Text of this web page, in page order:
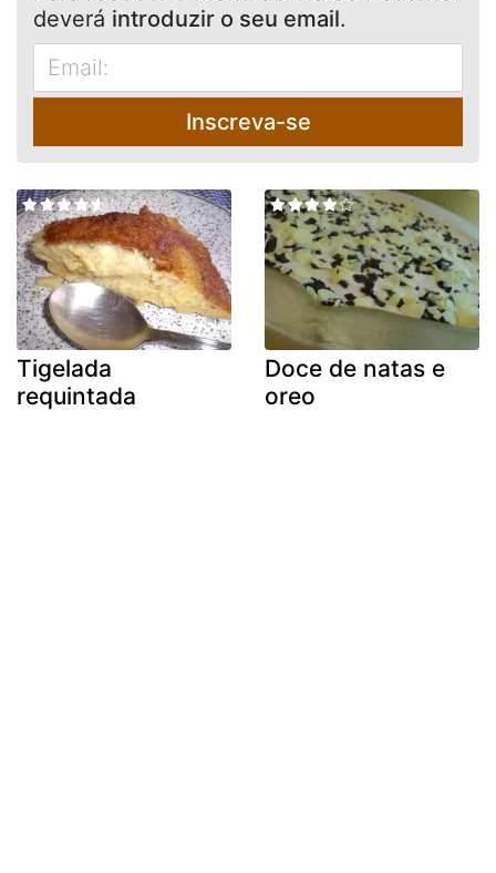
deverá introduzir o seu email.
Inscreva-se
Tigelada
requintada
Doce de natas e
oreo